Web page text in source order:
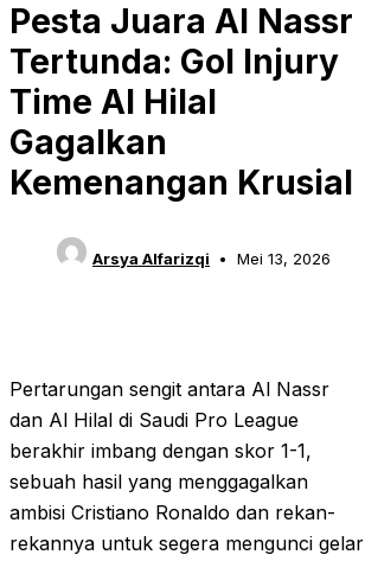
Pesta Juara Al Nassr
Tertunda: Gol Injury
Time Al Hilal
Gagalkan
Kemenangan Krusial
Arsya Alfarizqi Mei 13, 2026
Pertarungan sengit antara Al Nassr
dan Al Hilal di Saudi Pro League
berakhir imbang dengan skor 1-1,
sebuah hasil yang menggagalkan
ambisi Cristiano Ronaldo dan rekan-
rekannya untuk segera mengunci gelar